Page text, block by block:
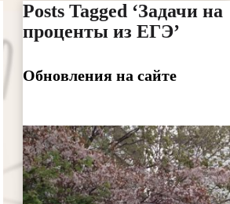
Posts Tagged ‘Задачи на
проценты из ЕГЭ’
Обновления на сайте